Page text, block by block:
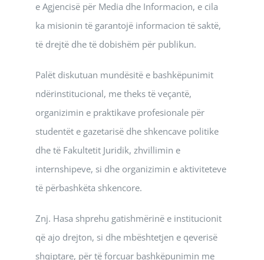
e Agjencisë për Media dhe Informacion, e cila
ka misionin të garantojë informacion të saktë,
të drejtë dhe të dobishëm për publikun.
Palët diskutuan mundësitë e bashkëpunimit
ndërinstitucional, me theks të veçantë,
organizimin e praktikave profesionale për
studentët e gazetarisë dhe shkencave politike
dhe të Fakultetit Juridik, zhvillimin e
internshipeve, si dhe organizimin e aktiviteteve
të përbashkëta shkencore.
Znj. Hasa shprehu gatishmërinë e institucionit
që ajo drejton, si dhe mbështetjen e qeverisë
shqiptare, për të forcuar bashkëpunimin me